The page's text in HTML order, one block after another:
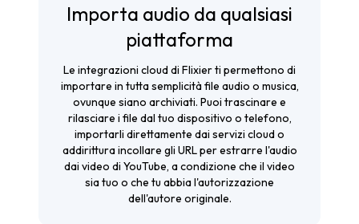
Importa audio da qualsiasi
piattaforma
Le integrazioni cloud di Flixier ti permettono di
importare in tutta semplicità file audio o musica,
ovunque siano archiviati. Puoi trascinare e
rilasciare i file dal tuo dispositivo o telefono,
importarli direttamente dai servizi cloud o
addirittura incollare gli URL perestrarre l'audio
dai video di YouTube, a condizione che il video
sia tuo o che tu abbia l'autorizzazione
dell'autore originale.